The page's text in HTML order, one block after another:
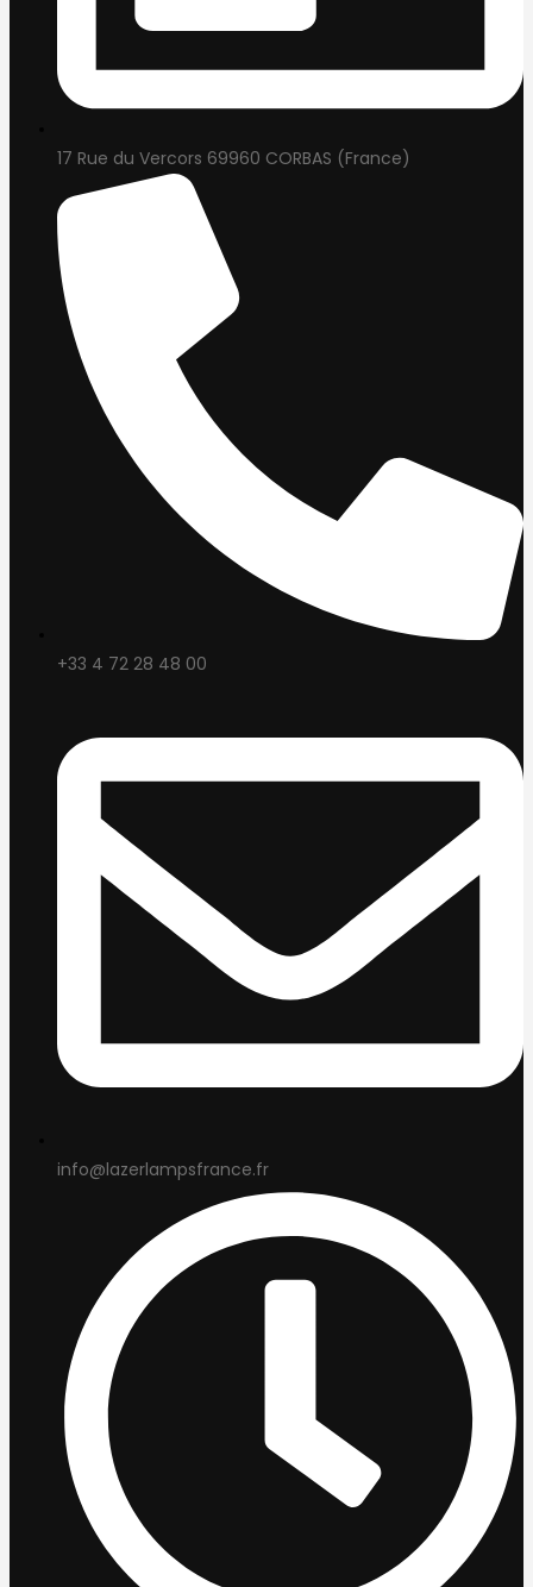
17 Rue du Vercors 69960 CORBAS (France)
+33 4 72 28 48 00
info@lazerlampsfrance.fr